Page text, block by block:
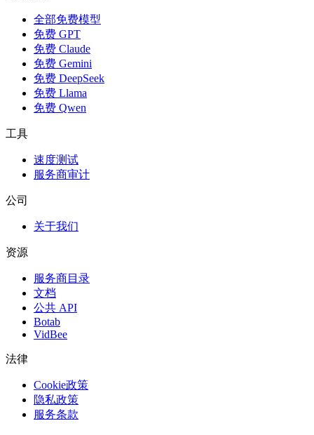
全部免费模型
免费 GPT
免费 Claude
免费 Gemini
免费 DeepSeek
免费 Llama
免费 Qwen
工具
速度测试
服务商审计
公司
关于我们
资源
服务商目录
文档
公共 API
Botab
VidBee
法律
Cookie政策
隐私政策
服务条款